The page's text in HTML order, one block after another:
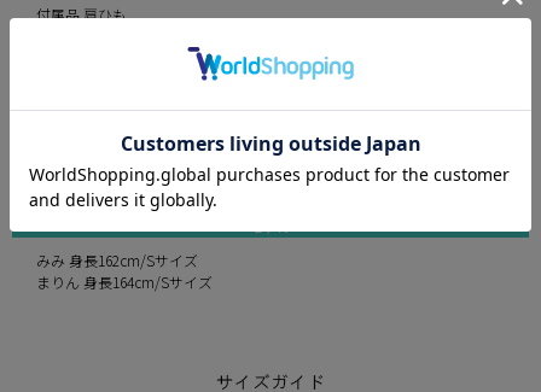
付属品 肩ひも
カラー
gray
beige
みみ 身長162cm/Sサイズ
まりん 身長164cm/Sサイズ